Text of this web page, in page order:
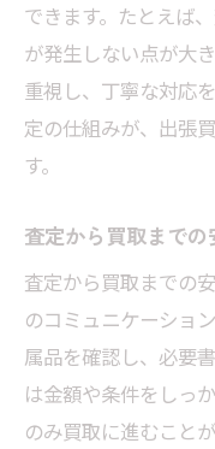
できます。たとえば
が発生しない点が大
重視し、丁寧な対応
定の仕組みが、出張
す。
査定から買取まで
査定から買取までの
のコミュニケーショ
属品を確認し、必要
は金額や条件をしっ
のみ買取に進むこと